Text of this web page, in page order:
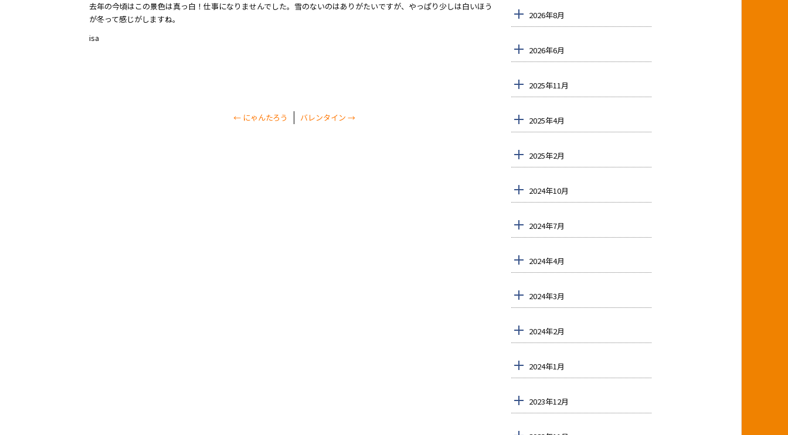
去年の今頃はこの景色は真っ白！仕事になりませんでした。雪のないのはありがたいですが、やっぱり少しは白いほう
が冬って感じがしますね。
isa
← にゃんたろう バレンタイン →
2026年8月
2026年6月
2025年11月
2025年4月
2025年2月
2024年10月
2024年7月
2024年4月
2024年3月
2024年2月
2024年1月
2023年12月